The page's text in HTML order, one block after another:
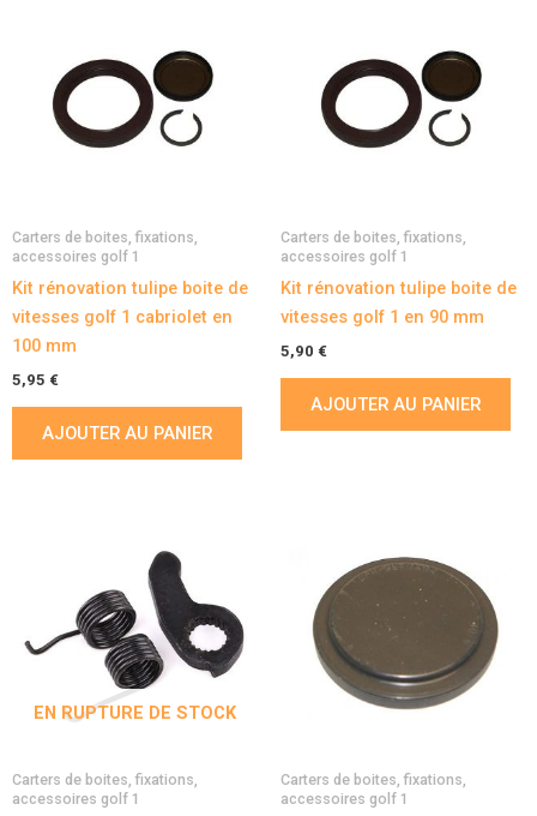
Carters de boites, fixations,
accessoires golf 1
Kit rénovation tulipe boite de
vitesses golf 1 cabriolet en
100 mm
5,95 €
AJOUTER AU PANIER
Carters de boites, fixations,
accessoires golf 1
Kit rénovation tulipe boite de
vitesses golf 1 en 90 mm
5,90 €
AJOUTER AU PANIER
EN RUPTURE DE STOCK
Carters de boites, fixations,
accessoires golf 1
Carters de boites, fixations,
accessoires golf 1